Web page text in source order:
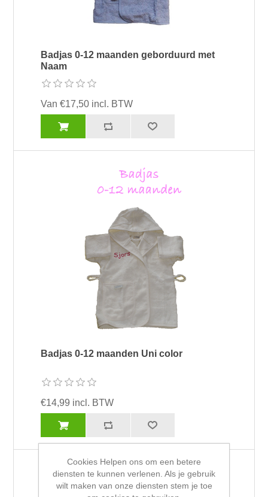
Badjas 0-12 maanden geborduurd met
Naam
Van €17,50 incl. BTW
Badjas 0-12 maanden Uni color
€14,99 incl. BTW
Cookies Helpen ons om een betere
diensten te kunnen verlenen. Als je gebruik
wilt maken van onze diensten stem je toe